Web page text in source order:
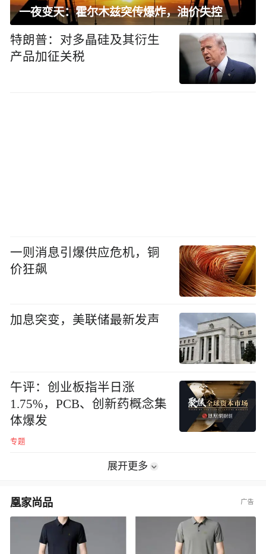
一夜变天：霍尔木兹突传爆炸，油价失控
特朗普：对多晶硅及其衍生
产品加征关税
一则消息引爆供应危机，铜
价狂飙
加息突变，美联储最新发声
午评：创业板指半日涨
1.75%，PCB、创新药概念集
体爆发
专题
展开更多
凰家尚品